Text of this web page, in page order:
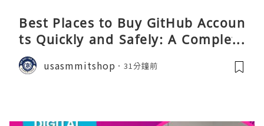
Best Places to Buy GitHub Accoun
ts Quickly and Safely: A Complete
Guide
usasmmitshop 31分鐘前